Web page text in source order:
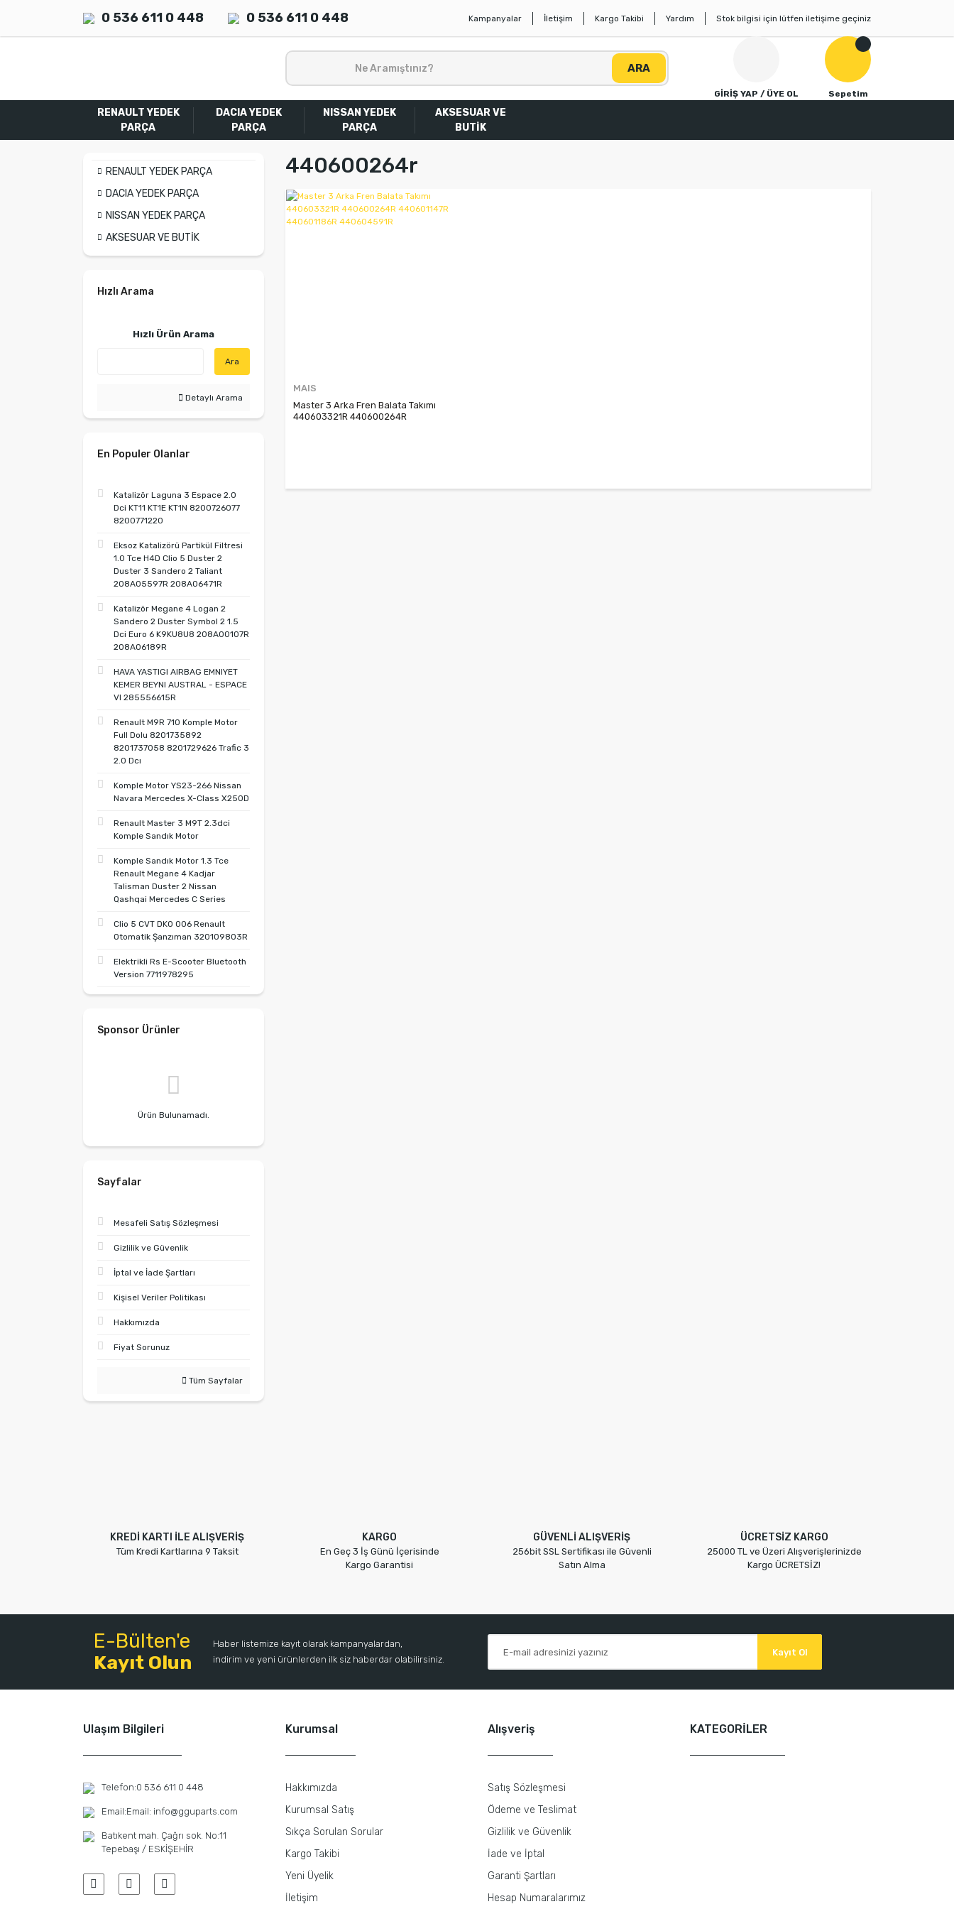
0 536 611 0 448 0 536 611 0 448 Kampanyalar İletişim Kargo Takibi Yardım Stok bilgisi için lütfen iletişime geçiniz
ARA
GİRİŞ YAP / ÜYE OL Sepetim
RENAULT YEDEK
PARÇA
DACIA YEDEK
PARÇA
NISSAN YEDEK
PARÇA
AKSESUAR VE
BUTİK
RENAULT YEDEK PARÇA
DACIA YEDEK PARÇA
NISSAN YEDEK PARÇA
AKSESUAR VE BUTİK
Hızlı Arama
Hızlı Ürün Arama
Ara
Detaylı Arama
En Populer Olanlar
Katalizör Laguna 3 Espace 2.0
Dci KT11 KT1E KT1N 8200726077
8200771220
Eksoz Katalizörü Partikül Filtresi
1.0 Tce H4D Clio 5 Duster 2
Duster 3 Sandero 2 Taliant
208A05597R 208A06471R
Katalizör Megane 4 Logan 2
Sandero 2 Duster Symbol 2 1.5
Dci Euro 6 K9KU8U8 208A00107R
208A06189R
HAVA YASTIGI AIRBAG EMNIYET
KEMER BEYNI AUSTRAL - ESPACE
VI 285556615R
Renault M9R 710 Komple Motor
Full Dolu 8201735892
8201737058 8201729626 Trafic 3
2.0 Dcı
Komple Motor YS23-266 Nissan
Navara Mercedes X-Class X250D
Renault Master 3 M9T 2.3dci
Komple Sandık Motor
Komple Sandık Motor 1.3 Tce
Renault Megane 4 Kadjar
Talisman Duster 2 Nissan
Qashqai Mercedes C Series
Clio 5 CVT DK0 006 Renault
Otomatik Şanzıman 320109803R
Elektrikli Rs E-Scooter Bluetooth
Version 7711978295
Sponsor Ürünler
Ürün Bulunamadı.
Sayfalar
Mesafeli Satış Sözleşmesi
Gizlilik ve Güvenlik
İptal ve İade Şartları
Kişisel Veriler Politikası
Hakkımızda
Fiyat Sorunuz
Tüm Sayfalar
440600264r
MAIS
Master 3 Arka Fren Balata Takımı
440603321R 440600264R
KREDİ KARTI İLE ALIŞVERİŞ
Tüm Kredi Kartlarına 9 Taksit
KARGO
En Geç 3 İş Günü İçerisinde
Kargo Garantisi
GÜVENLİ ALIŞVERİŞ
256bit SSL Sertifikası ile Güvenli
Satın Alma
ÜCRETSİZ KARGO
25000 TL ve Üzeri Alışverişlerinizde
Kargo ÜCRETSİZ!
E-Bülten'e
Kayıt Olun
Haber listemize kayıt olarak kampanyalardan,
indirim ve yeni ürünlerden ilk siz haberdar olabilirsiniz.
Kayıt Ol
Ulaşım Bilgileri
Telefon:0 536 611 0 448
Email:Email: info@gguparts.com
Batıkent mah. Çağrı sok. No:11
Tepebaşı / ESKİŞEHİR
Kurumsal
Hakkımızda
Kurumsal Satış
Sıkça Sorulan Sorular
Kargo Takibi
Yeni Üyelik
İletişim
Alışveriş
Satış Sözleşmesi
Ödeme ve Teslimat
Gizlilik ve Güvenlik
İade ve İptal
Garanti Şartları
Hesap Numaralarımız
KATEGORİLER